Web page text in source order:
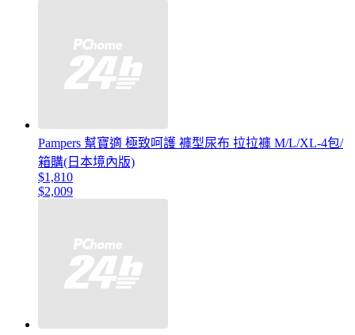
Pampers 幫寶適 極致呵護 褲型尿布 拉拉褲 M/L/XL-4包/
箱購(日本境內版)
$1,810
$2,009